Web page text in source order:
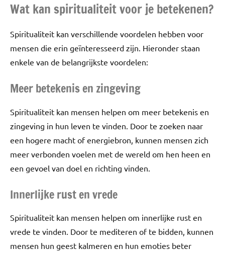
Wat kan spiritualiteit voor je betekenen?
Spiritualiteit kan verschillende voordelen hebben voor
mensen die erin geïnteresseerd zijn. Hieronder staan
enkele van de belangrijkste voordelen:
Meer betekenis en zingeving
Spiritualiteit kan mensen helpen om meer betekenis en
zingeving in hun leven te vinden. Door te zoeken naar
een hogere macht of energiebron, kunnen mensen zich
meer verbonden voelen met de wereld om hen heen en
een gevoel van doel en richting vinden.
Innerlijke rust en vrede
Spiritualiteit kan mensen helpen om innerlijke rust en
vrede te vinden. Door te mediteren of te bidden, kunnen
mensen hun geest kalmeren en hun emoties beter